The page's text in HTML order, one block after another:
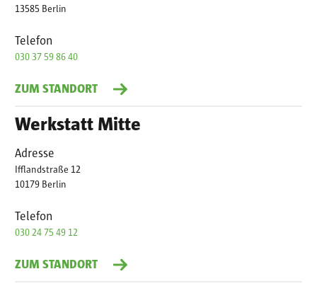
13585 Berlin
Telefon
030 37 59 86 40
ZUM STANDORT
Werkstatt Mitte
Adresse
Ifflandstraße 12
10179 Berlin
Telefon
030 24 75 49 12
ZUM STANDORT